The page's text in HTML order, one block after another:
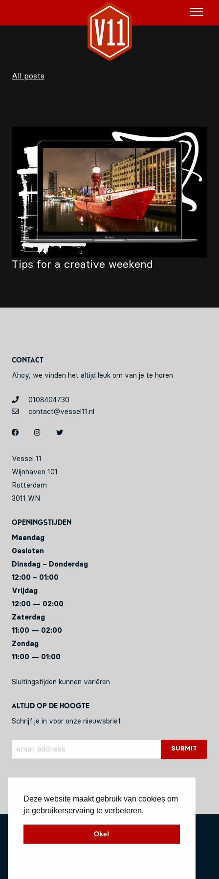
Deze website maakt gebruik van cookies om
je gebruikerservaing te verbeteren.
Oke!
V11 Brewery
Reserveren
Over Ons
Blog
Sign up for our newsletter
All posts
Tips for a creative weekend
Contact
Ahoy, we vinden het altijd leuk om van je te horen
0108404730
contact@vessel11.nl
Vessel 11
Wijnhaven 101
Rotterdam
3011 WN
Openingstijden
Maandag
Gesloten
Dinsdag – Donderdag
12:00 – 01:00
Vrijdag
12:00 — 02:00
Zaterdag
11:00 — 02:00
Zondag
11:00 — 01:00
Sluitingstijden kunnen variëren
Altijd op de hoogte
Schrijf je in voor onze nieuwsbrief